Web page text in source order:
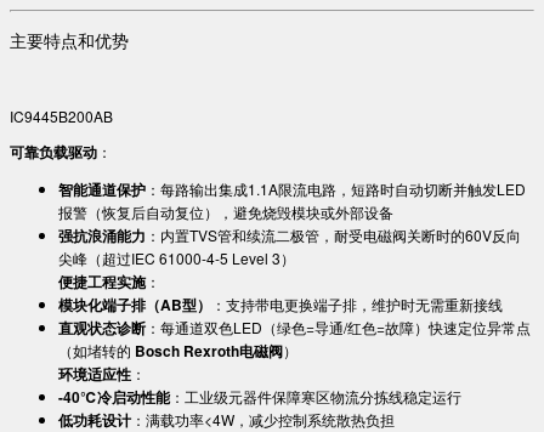
主要特点和优势
IC9445B200AB
​可靠负载驱动​ ​：
​智能通道保护​ ​：每路输出集成1.1A限流电路，短路时自动切断并触发LED
报警（恢复后自动复位），避免烧毁模块或外部设备
​强抗浪涌能力​ ​：内置TVS管和续流二极管，耐受电磁阀关断时的60V反向
尖峰（超过IEC 61000-4-5 Level 3）
​便捷工程实施​​：
​模块化端子排（AB型）​ ​：支持带电更换端子排，维护时无需重新接线
​直观状态诊断​ ​：每通道双色LED（绿色=导通/红色=故障）快速定位异常点
（如堵转的 ​ ​Bosch Rexroth电磁阀​​）
​环境适应性​ ​：
​-40℃冷启动性能​​：工业级元器件保障寒区物流分拣线稳定运行
​低功耗设计​ ​：满载功率<4W，减少控制系统散热负担